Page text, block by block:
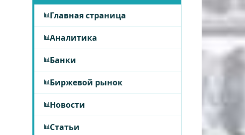
Главная страница
Аналитика
Банки
Биржевой рынок
Новости
Статьи